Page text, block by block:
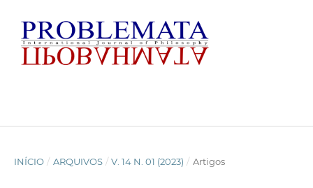
INÍCIO / ARQUIVOS / V. 14 N. 01 (2023) / Artigos